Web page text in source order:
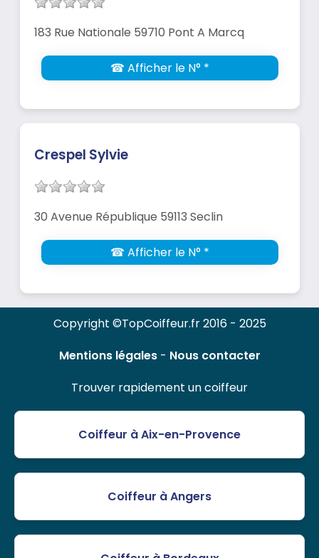
183 Rue Nationale 59710 Pont A Marcq
☎ Afficher le N° *
Crespel Sylvie
30 Avenue République 59113 Seclin
☎ Afficher le N° *
Copyright ©TopCoiffeur.fr 2016 - 2025
Mentions légales- Nous contacter
Trouver rapidement un coiffeur
Coiffeur à Aix-en-Provence
Coiffeur à Angers